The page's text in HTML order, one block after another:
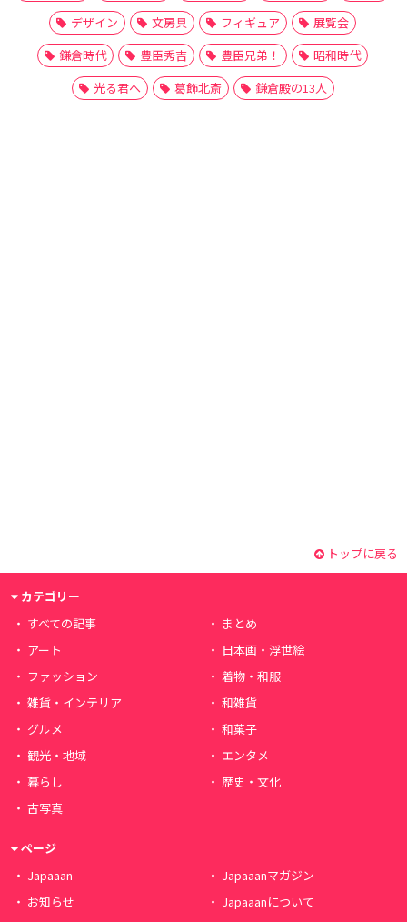
デザイン
文房具 フィギュア
展覧会
鎌倉時代
豊臣秀吉 豊臣兄弟！
昭和時代
光る君へ
葛飾北斎 鎌倉殿の13人
トップに戻る
カテゴリー
すべての記事
まとめ
アート
日本画・浮世絵
ファッション
着物・和服
雑貨・インテリア
和雑貨
グルメ
和菓子
観光・地域
エンタメ
暮らし
歴史・文化
古写真
ページ
Japaaan
Japaaanマガジン
お知らせ
Japaaanについて